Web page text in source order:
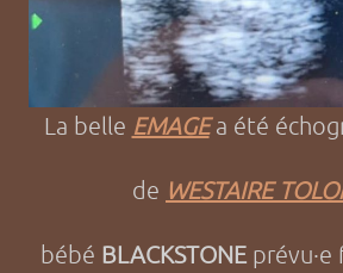
La belle EMAGEa été
de WESTAIRE
bébé BLACKSTONE prévu·e